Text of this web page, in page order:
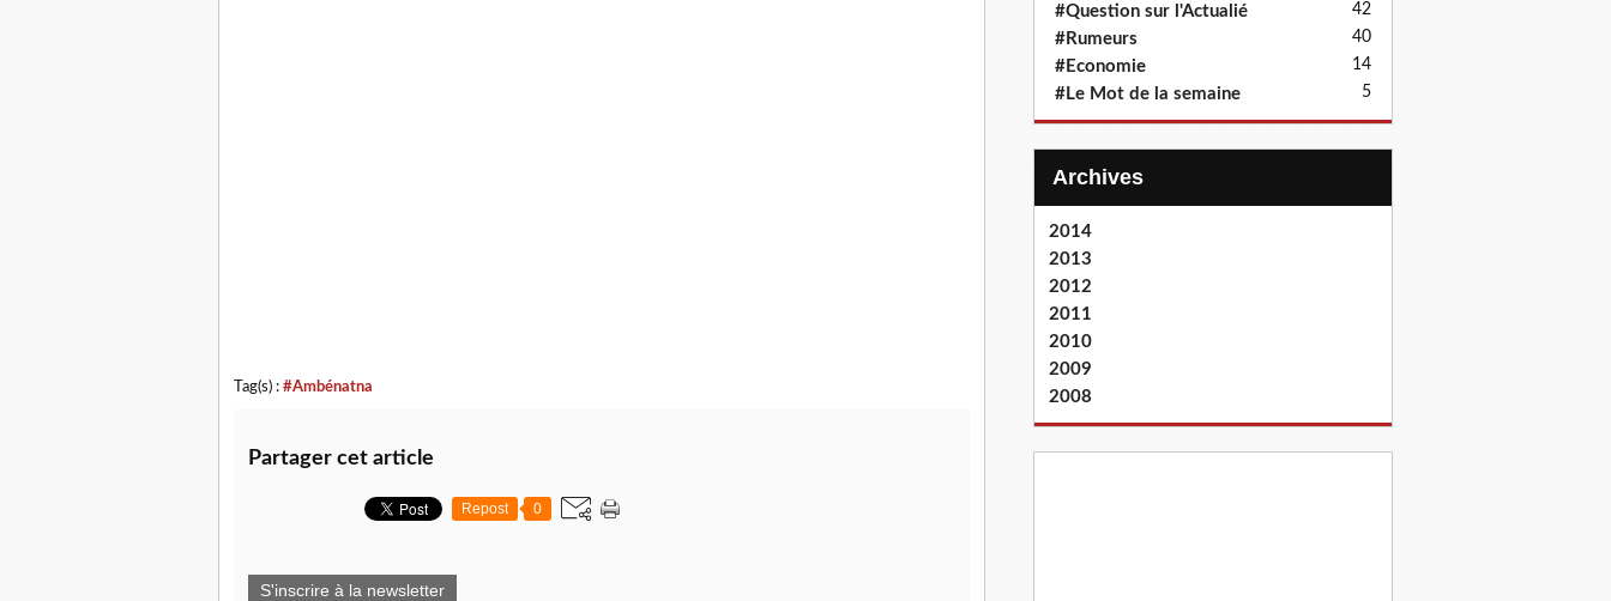
Tag(s) : #Ambénatna
Partager cet article
Repost 0
S'inscrire à la newsletter
#Question sur l'Actualié 42
#Rumeurs 40
#Economie 14
#Le Mot de la semaine 5
Archives
2014
2013
2012
2011
2010
2009
2008